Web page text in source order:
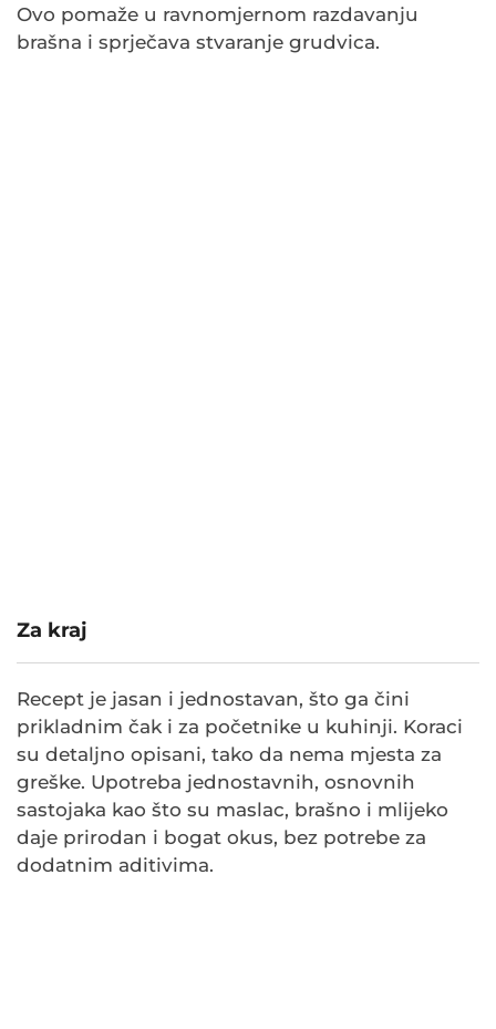
Ovo pomaže u ravnomjernom razdavanju
brašna i sprječava stvaranje grudvica.
Za kraj
Recept je jasan i jednostavan, što ga čini
prikladnim čak i za početnike u kuhinji. Koraci
su detaljno opisani, tako da nema mjesta za
greške. Upotreba jednostavnih, osnovnih
sastojaka kao što su maslac, brašno i mlijeko
daje prirodan i bogat okus, bez potrebe za
dodatnim aditivima.